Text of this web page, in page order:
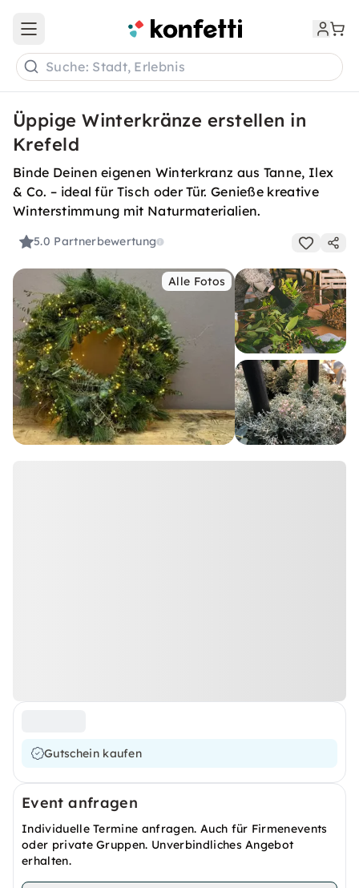
Open main menu
Suche: Stadt, Erlebnis
Üppige Winterkränze erstellen in
Krefeld
Binde Deinen eigenen Winterkranz aus Tanne, Ilex
& Co. – ideal für Tisch oder Tür. Genieße kreative
Winterstimmung mit Naturmaterialien.
5.0 Partnerbewertung
Alle Fotos
Gutschein kaufen
Event anfragen
Individuelle Termine anfragen. Auch für Firmenevents
oder private Gruppen. Unverbindliches Angebot
erhalten.